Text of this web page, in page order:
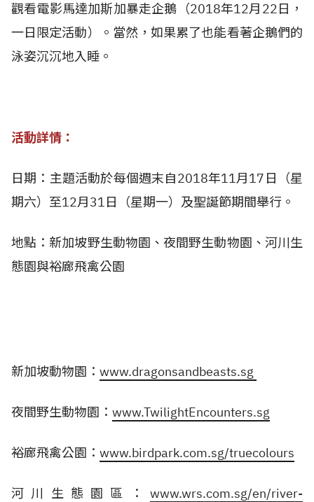
觀看電影馬達加斯加暴走企鵝（2018年12月22日，
一日限定活動）。當然，如果累了也能看著企鵝們的
泳姿沉沉地入睡。
活動詳情：
日期：主題活動於每個週末自2018年11月17日（星
期六）至12月31日（星期一）及聖誕節期間舉行。
地點：新加坡野生動物園、夜間野生動物園、河川生
態園與裕廊飛禽公園
新加坡動物園： www.dragonsandbeasts.sg
夜間野生動物園： www.TwilightEncounters.sg
裕廊飛禽公園： www.birdpark.com.sg/truecolours
河川生態園區： www.wrs.com.sg/en/river-